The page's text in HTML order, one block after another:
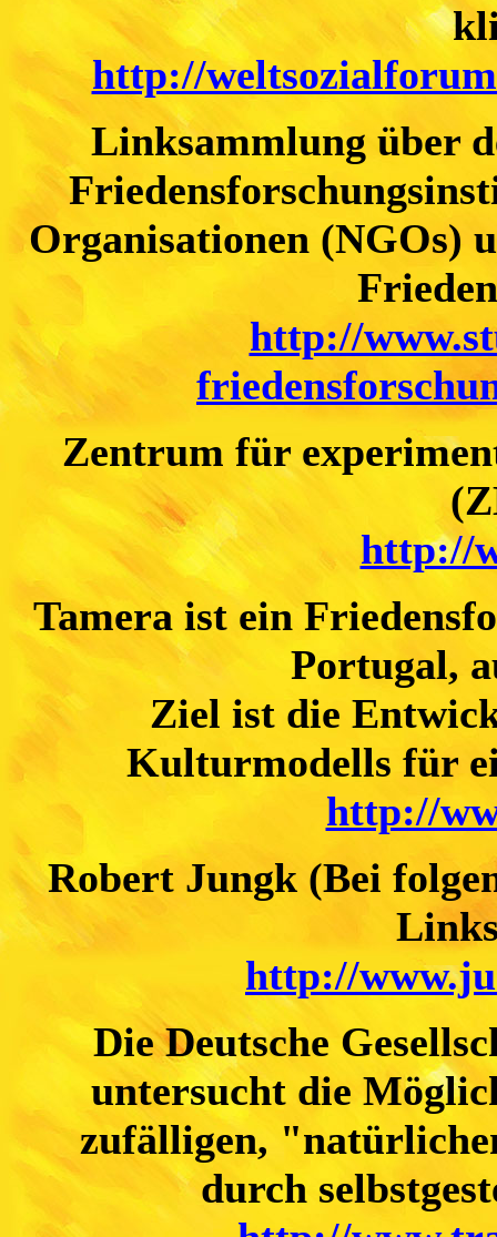
http://
Linksammlung über
Organisationen (NGOs)
http://
Zentrum für
http://
Tamera ist ein
Portugal,
Ziel ist die
Kulturmodells für
http://
Robert Jungk (Bei
http://
Die Deutsche
untersucht die
zufälligen,
durch